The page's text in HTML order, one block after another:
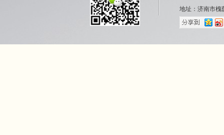
地址：济南市槐